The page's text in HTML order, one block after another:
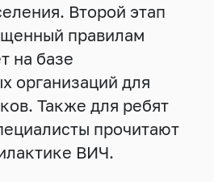
Второй этап
правилам
на базе
организаций для
Также для ребят
прочитают
ВИЧ.